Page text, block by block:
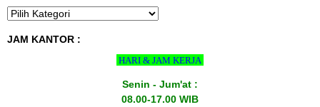
JAM KANTOR :
HARI & JAM KERJA
Senin - Jum'at :
08.00-17.00 WIB